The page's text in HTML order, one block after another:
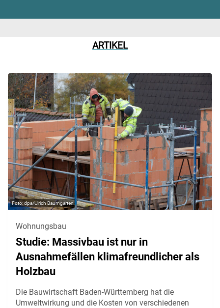
ARTIKEL
dpa/Ulrich Baumgarten
Wohnungsbau
Studie: Massivbau ist nur in
Ausnahmefällen klimafreundlicher als
Holzbau
Die Bauwirtschaft Baden-Württemberg hat die
Umweltwirkung und die Kosten von verschiedenen